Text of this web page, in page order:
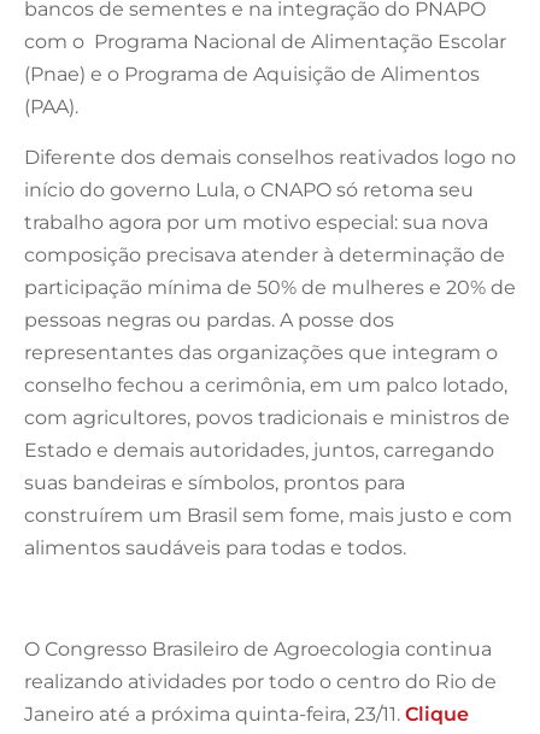
bancos de sementes e na integração do PNAPO
com o Programa Nacional de Alimentação Escolar
(Pnae) e o Programa de Aquisição de Alimentos
(PAA).
Diferente dos demais conselhos reativados logo no
início do governo Lula, o CNAPO só retoma seu
trabalho agora por um motivo especial: sua nova
composição precisava atender à determinação de
participação mínima de 50% de mulheres e 20% de
pessoas negras ou pardas. A posse dos
representantes das organizações que integram o
conselho fechou a cerimônia, em um palco lotado,
com agricultores, povos tradicionais e ministros de
Estado e demais autoridades, juntos, carregando
suas bandeiras e símbolos, prontos para
construírem um Brasil sem fome, mais justo e com
alimentos saudáveis para todas e todos.
O Congresso Brasileiro de Agroecologia continua
realizando atividades por todo o centro do Rio de
Janeiro até a próxima quinta-feira, 23/11. Clique